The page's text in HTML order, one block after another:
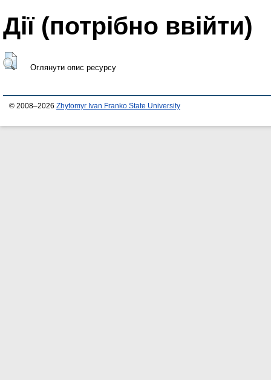
Дії ​​(потрібно ввійти)
Оглянути опис ресурсу
© 2008–2026 Zhytomyr Ivan Franko State University